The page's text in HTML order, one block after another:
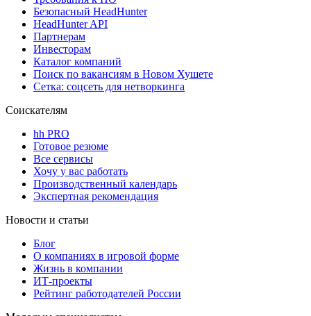
Безопасный HeadHunter
HeadHunter API
Партнерам
Инвесторам
Каталог компаний
Поиск по вакансиям в Новом Хушете
Сетка: соцсеть для нетворкинга
Соискателям
hh PRO
Готовое резюме
Все сервисы
Хочу у вас работать
Производственный календарь
Экспертная рекомендация
Новости и статьи
Блог
О компаниях в игровой форме
Жизнь в компании
ИТ-проекты
Рейтинг работодателей России